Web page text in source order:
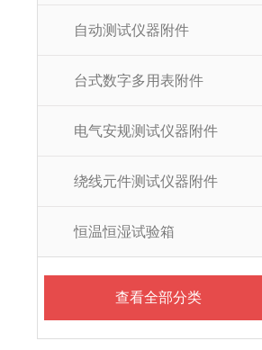
自动测试仪器附件
台式数字多用表附件
电气安规测试仪器附件
绕线元件测试仪器附件
恒温恒湿试验箱
查看全部分类